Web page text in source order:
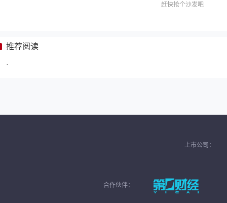
赶快抢个沙发吧
推荐阅读
·
上市公司：
合作伙伴：